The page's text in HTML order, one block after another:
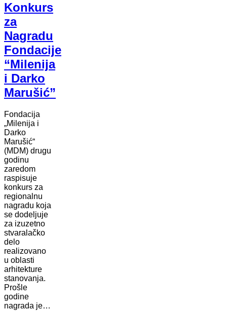
Konkurs
za
Nagradu
Fondacije
“Milenija
i Darko
Marušić”
Fondacija
„Milenija i
Darko
Marušić“
(MDM) drugu
godinu
zaredom
raspisuje
konkurs za
regionalnu
nagradu koja
se dodeljuje
za izuzetno
stvaralačko
delo
realizovano
u oblasti
arhitekture
stanovanja.
Prošle
godine
nagrada je…